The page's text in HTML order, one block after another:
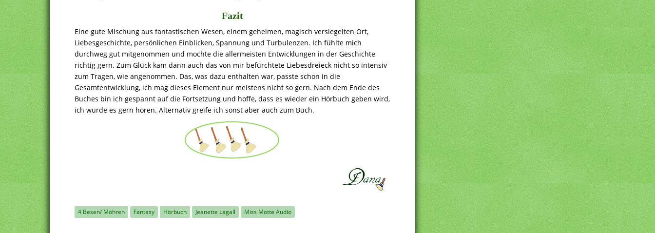
Fazit
Eine gute Mischung aus fantastischen Wesen, einem geheimen, magisch versiegelten Ort,
Liebesgeschichte, persönlichen Einblicken, Spannung und Turbulenzen. Ich fühlte mich
durchweg gut mitgenommen und mochte die allermeisten Entwicklungen in der Geschichte
richtig gern. Zum Glück kam dann auch das von mir befürchtete Liebesdreieck nicht so intensiv
zum Tragen, wie angenommen. Das, was dazu enthalten war, passte schon in die
Gesamtentwicklung, ich mag dieses Element nur meistens nicht so gern. Nach dem Ende des
Buches bin ich gespannt auf die Fortsetzung und hoffe, dass es wieder ein Hörbuch geben wird,
ich würde es gern hören. Alternativ greife ich sonst aber auch zum Buch.
4 Besen/ Möhren Fantasy Hörbuch Jeanette Lagall Miss Motte Audio